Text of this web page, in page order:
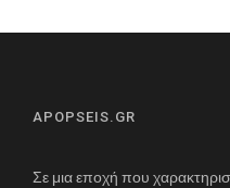
APOPSEIS.GR
Σε μια εποχή που